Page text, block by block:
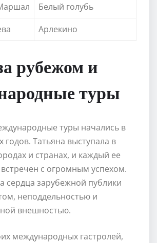
Белый голубь
Арлекино
рубежом и
туры
туры начались в
годов. Татьяна выступала в
и странах, и каждый ее
с огромным успехом.
сердца зарубежной публики
неподдельностью и
внешностью.
международных гастролей,